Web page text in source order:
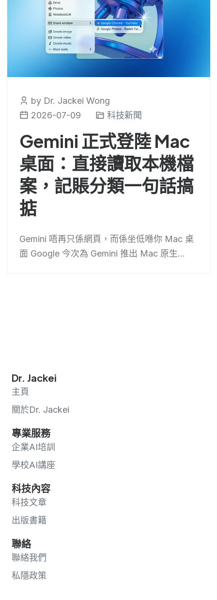
by Dr. Jackei Wong
2026-07-09
科技新聞
Gemini 正式登陸 Mac
桌面：直接讀取本機檔
案，記賬分類一句話搞
掂
Gemini 唔再只係網頁，而係坐低喺你 Mac 桌
面 Google 今次為 Gemini 推出 Mac 原生...
Dr. Jackei
主頁
關於Dr. Jackei
專業服務
企業AI培訓
學校AI講座
科技內容
科技文章
出版書籍
聯絡
聯絡我們
私隱政策